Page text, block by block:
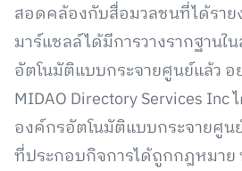
สอดคล้องกับสื่อมวลชนที่ได้ราย
มาร์แชลล์ได้มีการวางรากฐานใ
อัตโนมัติแบบกระจายศูนย์แล้ว อ
MIDAO Directory Services Inc
องค์กรอัตโนมัติแบบกระจายศู
ที่ประกอบกิจการได้ถูกกฎหมาย